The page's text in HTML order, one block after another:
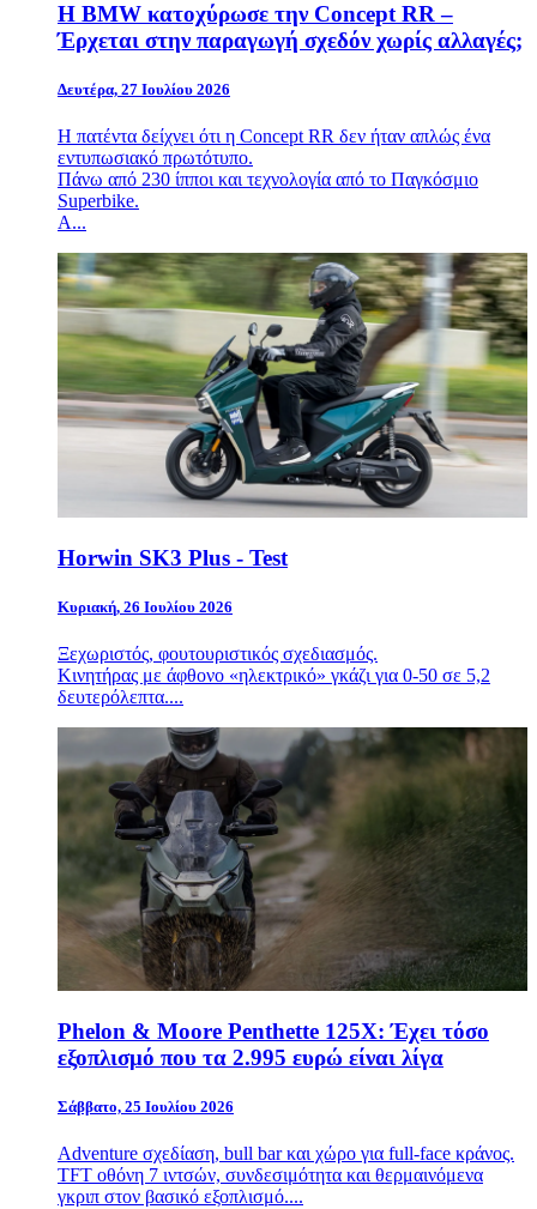
Η BMW κατοχύρωσε την Concept RR –
Έρχεται στην παραγωγή σχεδόν χωρίς αλλαγές;
Δευτέρα, 27 Ιουλίου 2026
Η πατέντα δείχνει ότι η Concept RR δεν ήταν απλώς ένα
εντυπωσιακό πρωτότυπο.
Πάνω από 230 ίπποι και τεχνολογία από το Παγκόσμιο
Superbike.
Α...
Horwin SK3 Plus - Test
Κυριακή, 26 Ιουλίου 2026
Ξεχωριστός, φουτουριστικός σχεδιασμός.
Κινητήρας με άφθονο «ηλεκτρικό» γκάζι για 0-50 σε 5,2
δευτερόλεπτα....
Phelon & Moore Penthette 125X: Έχει τόσο
εξοπλισμό που τα 2.995 ευρώ είναι λίγα
Σάββατο, 25 Ιουλίου 2026
Adventure σχεδίαση, bull bar και χώρο για full-face κράνος.
TFT οθόνη 7 ιντσών, συνδεσιμότητα και θερμαινόμενα
γκριπ στον βασικό εξοπλισμό....